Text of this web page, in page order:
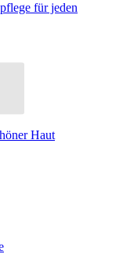
für jeden
Haut